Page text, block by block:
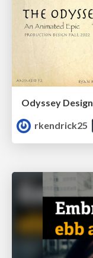
Odyssey Design
rkendrick25